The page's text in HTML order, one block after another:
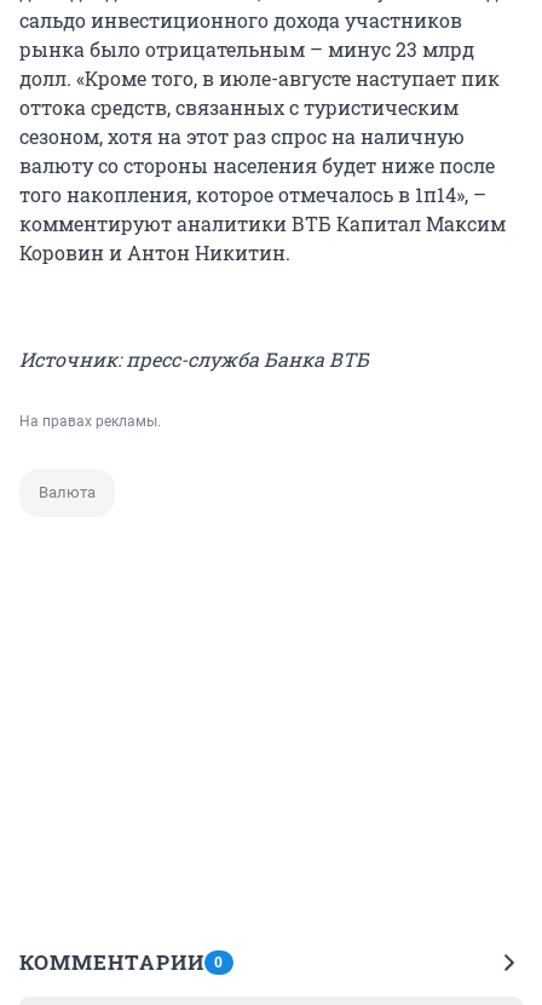
сальдо инвестиционного дохода участников
рынка было отрицательным – минус 23 млрд
долл. «Кроме того, в июле-августе наступает пик
оттока средств, связанных с туристическим
сезоном, хотя на этот раз спрос на наличную
валюту со стороны населения будет ниже после
того накопления, которое отмечалось в 1п14», –
комментируют аналитики ВТБ Капитал Максим
Коровин и Антон Никитин.
Источник: пресс-служба Банка ВТБ
На правах рекламы.
Валюта
КОММЕНТАРИИ 0